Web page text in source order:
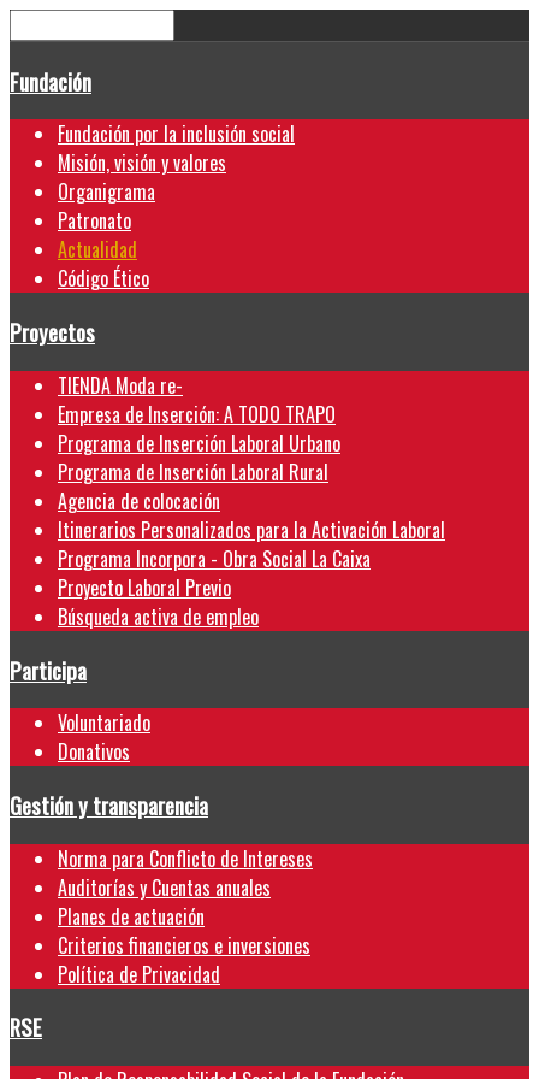
Fundación
Fundación por la inclusión social
Misión, visión y valores
Organigrama
Patronato
Actualidad
Código Ético
Proyectos
TIENDA Moda re-
Empresa de Inserción: A TODO TRAPO
Programa de Inserción Laboral Urbano
Programa de Inserción Laboral Rural
Agencia de colocación
Itinerarios Personalizados para la Activación Laboral
Programa Incorpora - Obra Social La Caixa
Proyecto Laboral Previo
Búsqueda activa de empleo
Participa
Voluntariado
Donativos
Gestión y transparencia
Norma para Conflicto de Intereses
Auditorías y Cuentas anuales
Planes de actuación
Criterios financieros e inversiones
Política de Privacidad
RSE